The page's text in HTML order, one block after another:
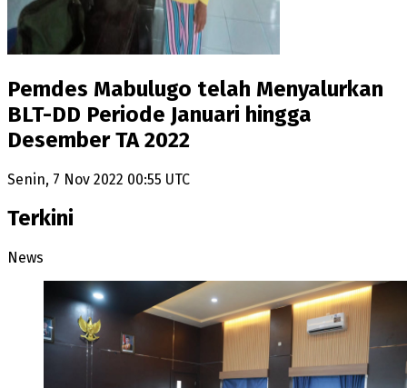
Pemdes Mabulugo telah Menyalurkan
BLT-DD Periode Januari hingga
Desember TA 2022
Senin, 7 Nov 2022 00:55 UTC
Terkini
News